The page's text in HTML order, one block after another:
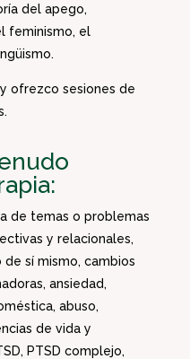
del apego,
feminismo, el
ofrezco sesiones de
de temas o problemas
y relacionales,
sí mismo, cambios
ansiedad,
abuso,
de vida y
PTSD complejo,